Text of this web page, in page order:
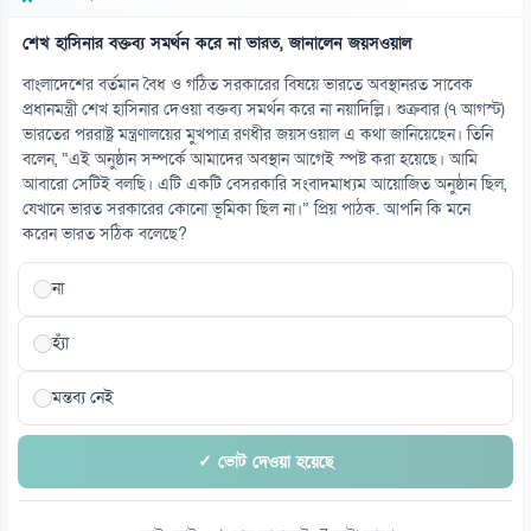
১৪
শেখ হাসিনার বক্তব্য সমর্থন করে না ভারত, জানালেন জয়সওয়াল
০৭ আগস্ট
১৫
নিরাপত্তা পেলে দেশে ফিরতে চান সাকিব, প্রস্তুত বিচারের মুখোমুখি
০৭ আগস্ট
শেখ হাসিনার বক্তব্য সমর্থন করে না ভারত, জানালেন জয়সওয়াল
বাংলাদেশের বর্তমান বৈধ ও গঠিত সরকারের বিষয়ে ভারতে অবস্থানরত সাবেক
প্রধানমন্ত্রী শেখ হাসিনার দেওয়া বক্তব্য সমর্থন করে না নয়াদিল্লি। শুক্রবার (৭ আগস্ট)
ভারতের পররাষ্ট্র মন্ত্রণালয়ের মুখপাত্র রণধীর জয়সওয়াল এ কথা জানিয়েছেন। তিনি
বলেন, “এই অনুষ্ঠান সম্পর্কে আমাদের অবস্থান আগেই স্পষ্ট করা হয়েছে। আমি
আবারো সেটিই বলছি। এটি একটি বেসরকারি সংবাদমাধ্যম আয়োজিত অনুষ্ঠান ছিল,
যেখানে ভারত সরকারের কোনো ভূমিকা ছিল না।” প্রিয় পাঠক. আপনি কি মনে
করেন ভারত সঠিক বলেছে?
না
হ্যাঁ
মন্তব্য নেই
✓ ভোট দেওয়া হয়েছে